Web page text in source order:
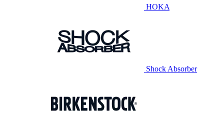
HOKA
Shock Absorber